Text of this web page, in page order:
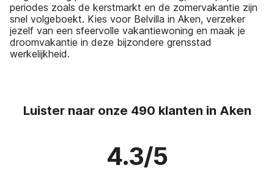
periodes zoals de kerstmarkt en de zomervakantie zijn
snel volgeboekt. Kies voor Belvilla in Aken, verzeker
jezelf van een sfeervolle vakantiewoning en maak je
droomvakantie in deze bijzondere grensstad
werkelijkheid.
Luister naar onze 490 klanten in Aken
4.3/5